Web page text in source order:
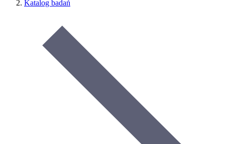
Katalog badań